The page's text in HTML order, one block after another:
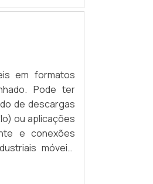
Aplicação,
Padrão
em formatos
Pode ter
de descargas
ou aplicações
e conexões
móveis.
todas as
Material